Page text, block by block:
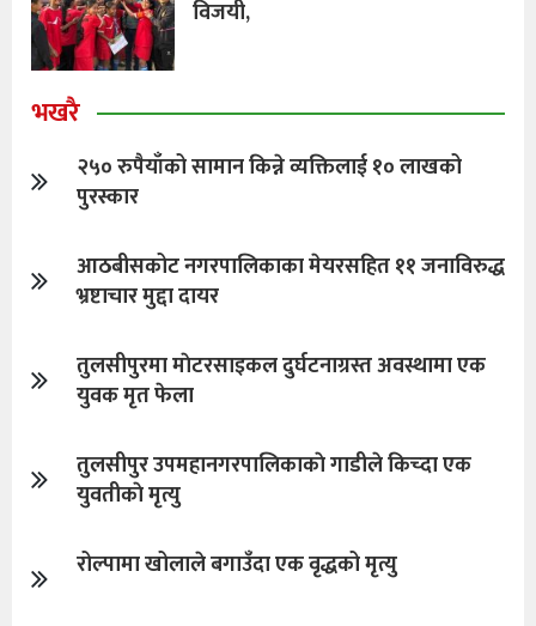
विजयी,
भखरै
२५० रुपैयाँको सामान किन्ने व्यक्तिलाई १० लाखको
पुरस्कार
आठबीसकोट नगरपालिकाका मेयरसहित ११ जनाविरुद्ध
भ्रष्टाचार मुद्दा दायर
तुलसीपुरमा माेटरसाइकल दुर्घटनाग्रस्त अवस्थामा एक
युवक मृत फेला
तुलसीपुर उपमहानगरपालिकाकाे गाडीले किच्दा एक
युवतीकाे मृत्यु
रोल्पामा खोलाले बगाउँदा एक वृद्धको मृत्यु